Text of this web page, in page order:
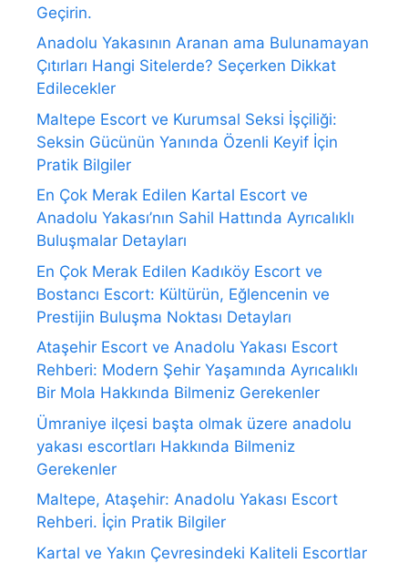
Geçirin.
Anadolu Yakasının Aranan ama Bulunamayan
Çıtırları Hangi Sitelerde? Seçerken Dikkat
Edilecekler
Maltepe Escort ve Kurumsal Seksi İşçiliği:
Seksin Gücünün Yanında Özenli Keyif İçin
Pratik Bilgiler
En Çok Merak Edilen Kartal Escort ve
Anadolu Yakası’nın Sahil Hattında Ayrıcalıklı
Buluşmalar Detayları
En Çok Merak Edilen Kadıköy Escort ve
Bostancı Escort: Kültürün, Eğlencenin ve
Prestijin Buluşma Noktası Detayları
Ataşehir Escort ve Anadolu Yakası Escort
Rehberi: Modern Şehir Yaşamında Ayrıcalıklı
Bir Mola Hakkında Bilmeniz Gerekenler
Ümraniye ilçesi başta olmak üzere anadolu
yakası escortları Hakkında Bilmeniz
Gerekenler
Maltepe, Ataşehir: Anadolu Yakası Escort
Rehberi. İçin Pratik Bilgiler
Kartal ve Yakın Çevresindeki Kaliteli Escortlar